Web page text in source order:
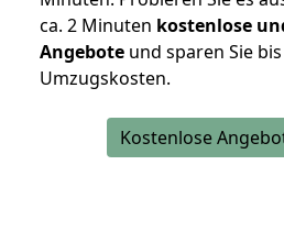
ca. 2 Minuten kostenlose
Angebote und sparen Sie
Umzugskosten.
Kostenlose